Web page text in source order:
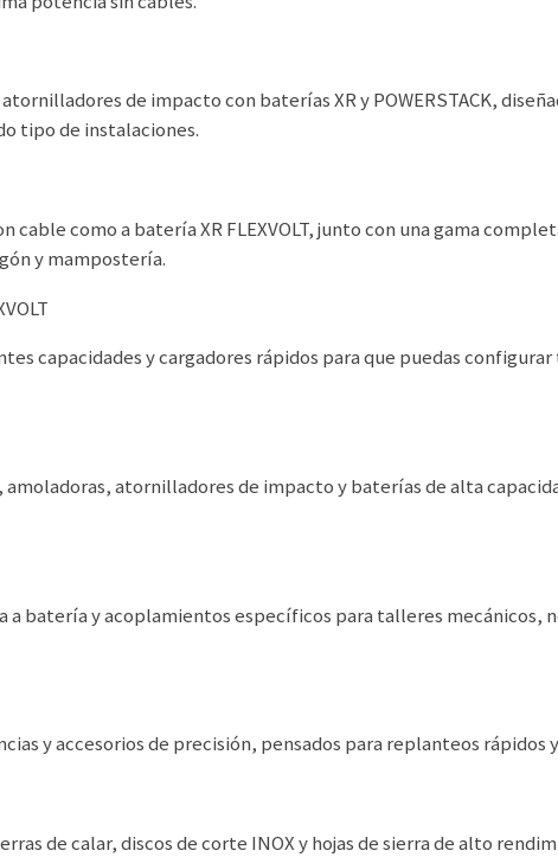
de impacto con baterías XR y POWERSTACK,
tipo de instalaciones.
como a batería XR FLEXVOLT, junto con una gama
y mampostería.
capacidades y cargadores rápidos para que puedas
atornilladores de impacto y baterías de alta
a batería y acoplamientos específicos para talleres
y accesorios de precisión, pensados para replanteos rápidos
de calar, discos de corte INOX y hojas de sierra de alto